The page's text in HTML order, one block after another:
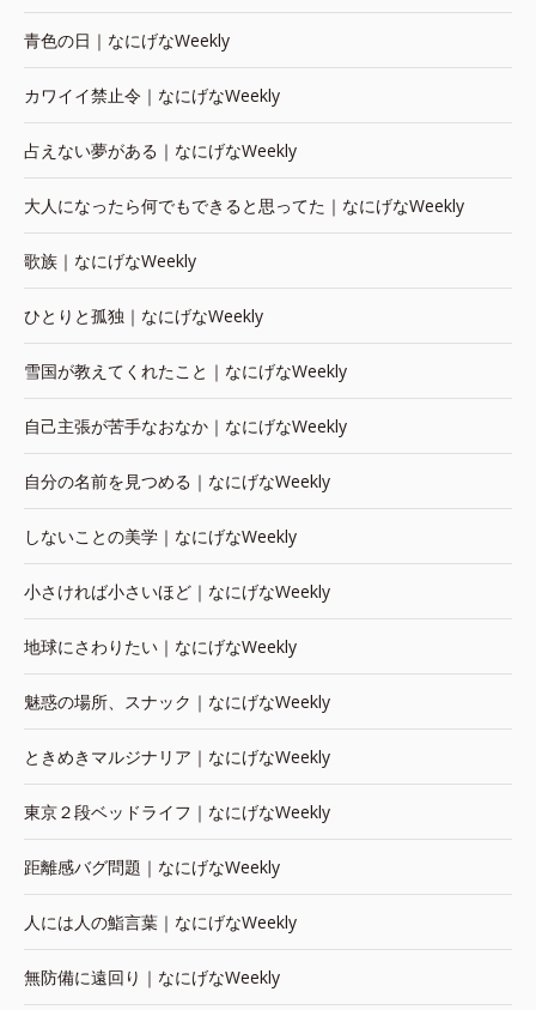
青色の日｜なにげなWeekly
カワイイ禁止令｜なにげなWeekly
占えない夢がある｜なにげなWeekly
大人になったら何でもできると思ってた｜なにげなWeekly
歌族｜なにげなWeekly
ひとりと孤独｜なにげなWeekly
雪国が教えてくれたこと｜なにげなWeekly
自己主張が苦手なおなか｜なにげなWeekly
自分の名前を見つめる｜なにげなWeekly
しないことの美学｜なにげなWeekly
小さければ小さいほど｜なにげなWeekly
地球にさわりたい｜なにげなWeekly
魅惑の場所、スナック｜なにげなWeekly
ときめきマルジナリア｜なにげなWeekly
東京２段ベッドライフ｜なにげなWeekly
距離感バグ問題｜なにげなWeekly
人には人の鮨言葉｜なにげなWeekly
無防備に遠回り｜なにげなWeekly